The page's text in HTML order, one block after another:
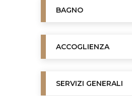
BAGNO
ACCOGLIENZA
SERVIZI GENERALI